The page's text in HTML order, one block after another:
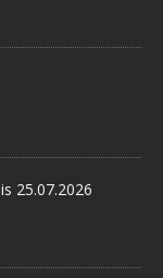
25.07.2026